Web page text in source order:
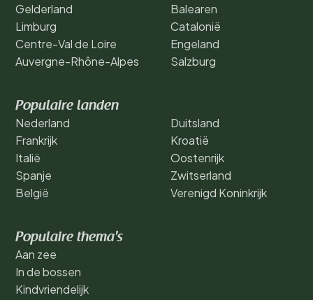
Gelderland
Limburg
Centre-Val de Loire
Auvergne-Rhône-Alpes
Balearen
Catalonië
Engeland
Salzburg
Populaire landen
Nederland
Frankrijk
Italië
Spanje
België
Duitsland
Kroatië
Oostenrijk
Zwitserland
Verenigd Koninkrijk
Populaire thema's
Aan zee
In de bossen
Kindvriendelijk